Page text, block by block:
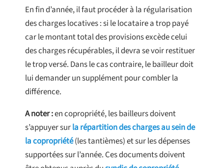
En fin d’année, il faut procéder à la régularisation
des charges locatives : si le locataire a trop payé
car le montant total des provisions excède celui
des charges récupérables, il devra se voir restituer
le trop versé. Dans le cas contraire, le bailleur doit
lui demander un supplément pour combler la
différence.
A noter :en copropriété, les bailleurs doivent
s’appuyer surla répartition des charges au sein de
la copropriété(les tantièmes) et sur les dépenses
supportées sur l’année. Ces documents doivent